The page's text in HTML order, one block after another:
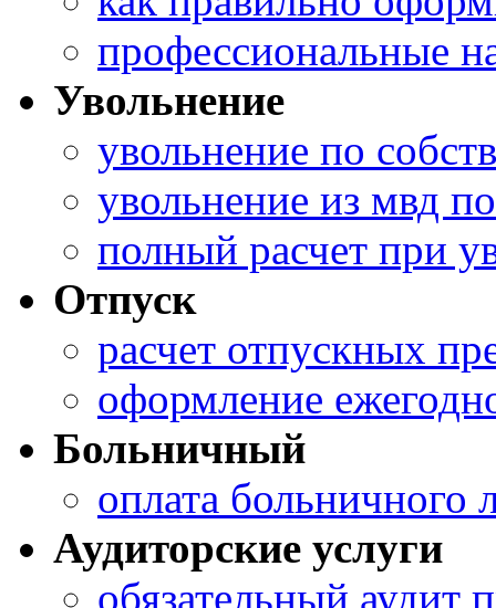
профессиональные
Увольнение
увольнение по
увольнение из мвд
полный расчет при
Отпуск
расчет отпускных
оформление
Больничный
оплата больничного
Аудиторские услуги
обязательный аудит